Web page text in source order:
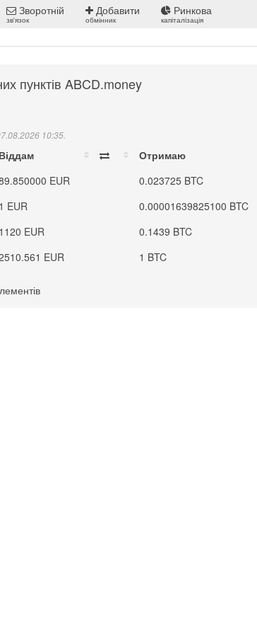
Зворотній
зв'язок
Добавити
обмінник
Ринкова
капіталізація
пунктів ABCD.money
10:35.
Віддам Отримаю
EUR 0.023725 BTC
1 EUR 0.00001639825100 BTC
1120 EUR 0.1439 BTC
EUR 1 BTC